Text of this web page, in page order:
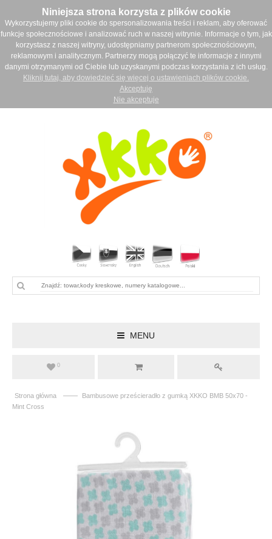
Niniejsza strona korzysta z plików cookie
Wykorzystujemy pliki cookie do spersonalizowania treści i reklam, aby oferować
funkcje społecznościowe i analizować ruch w naszej witrynie. Informacje o tym, jak
korzystasz z naszej witryny, udostępniamy partnerom społecznościowym,
reklamowym i analitycznym. Partnerzy mogą połączyć te informacje z innymi
danymi otrzymanymi od Ciebie lub uzyskanymi podczas korzystania z ich usług.
Kliknij tutaj, aby dowiedzieć się więcej o ustawieniach plików cookie.
Akceptuję
Nie akceptuje
MENU
0
Strona główna ——
Bambusowe prześcieradło z gumką XKKO BMB 50x70 -
Mint Cross